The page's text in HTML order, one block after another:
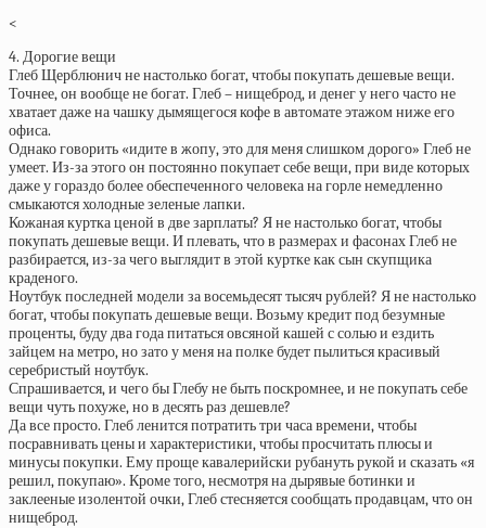
<
4. Дорогие вещи
Глеб Щерблюнич не настолько богат, чтобы покупать дешевые вещи.
Точнее, он вообще не богат. Глеб – нищеброд, и денег у него часто не
хватает даже на чашку дымящегося кофе в автомате этажом ниже его
офиса.
Однако говорить «идите в жопу, это для меня слишком дорого» Глеб не
умеет. Из-за этого он постоянно покупает себе вещи, при виде которых
даже у гораздо более обеспеченного человека на горле немедленно
смыкаются холодные зеленые лапки.
Кожаная куртка ценой в две зарплаты? Я не настолько богат, чтобы
покупать дешевые вещи. И плевать, что в размерах и фасонах Глеб не
разбирается, из-за чего выглядит в этой куртке как сын скупщика
краденого.
Ноутбук последней модели за восемьдесят тысяч рублей? Я не настолько
богат, чтобы покупать дешевые вещи. Возьму кредит под безумные
проценты, буду два года питаться овсяной кашей с солью и ездить
зайцем на метро, но зато у меня на полке будет пылиться красивый
серебристый ноутбук.
Спрашивается, и чего бы Глебу не быть поскромнее, и не покупать себе
вещи чуть похуже, но в десять раз дешевле?
Да все просто. Глеб ленится потратить три часа времени, чтобы
посравнивать цены и характеристики, чтобы просчитать плюсы и
минусы покупки. Ему проще кавалерийски рубануть рукой и сказать «я
решил, покупаю». Кроме того, несмотря на дырявые ботинки и
заклееные изолентой очки, Глеб стесняется сообщать продавцам, что он
нищеброд.